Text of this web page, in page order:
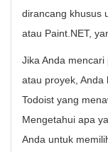
dirancang khusus
atau Paint.NET,
Jika Anda
atau proyek, Anda
Todoist yang
Mengetahui apa
Anda untuk